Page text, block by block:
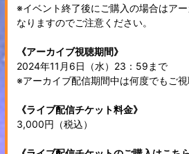
※イベント終了後にご購入の場合はア
なりますのでご注意ください。
《アーカイブ視聴期間》
2024年11月6日（水）23：59まで
※アーカイブ配信期間中は何度でもご視
《ライブ配信チケット料金》
3,000円（税込）